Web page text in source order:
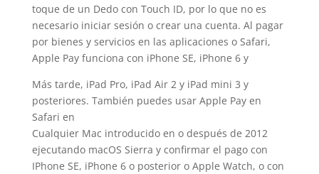
toque de un Dedo con Touch ID, por lo que no es
necesario iniciar sesión o crear una cuenta. Al pagar
por bienes y servicios en las aplicaciones o Safari,
Apple Pay funciona con iPhone SE, iPhone 6 y
Más tarde, iPad Pro, iPad Air 2 y iPad mini 3 y
posteriores. También puedes usar Apple Pay en
Safari en
Cualquier Mac introducido en o después de 2012
ejecutando macOS Sierra y confirmar el pago con
IPhone SE, iPhone 6 o posterior o Apple Watch, o con